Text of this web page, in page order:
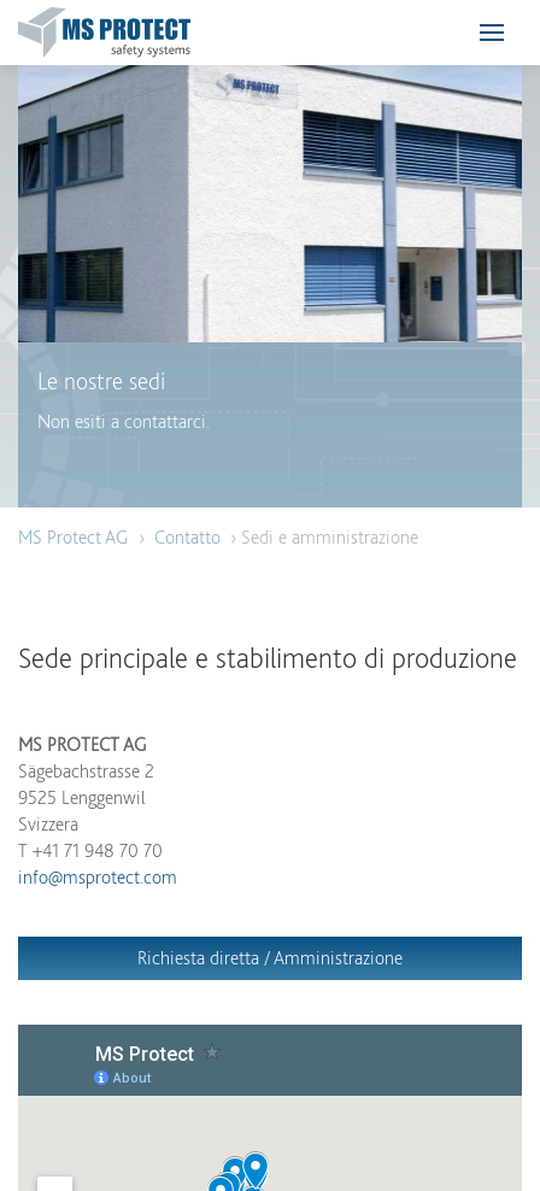
Le nostre sedi
Non esiti a contattarci.
MS Protect AG › Contatto › Sedi e amministrazione
Sede principale e stabilimento di produzione
MS PROTECT AG
Sägebachstrasse 2
9525 Lenggenwil
Svizzera
T +41 71 948 70 70
info@msprotect.com
Richiesta diretta / Amministrazione